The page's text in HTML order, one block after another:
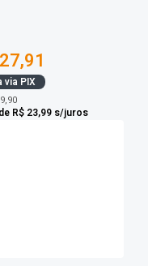
via PIX
R$ 23,99 s/juros